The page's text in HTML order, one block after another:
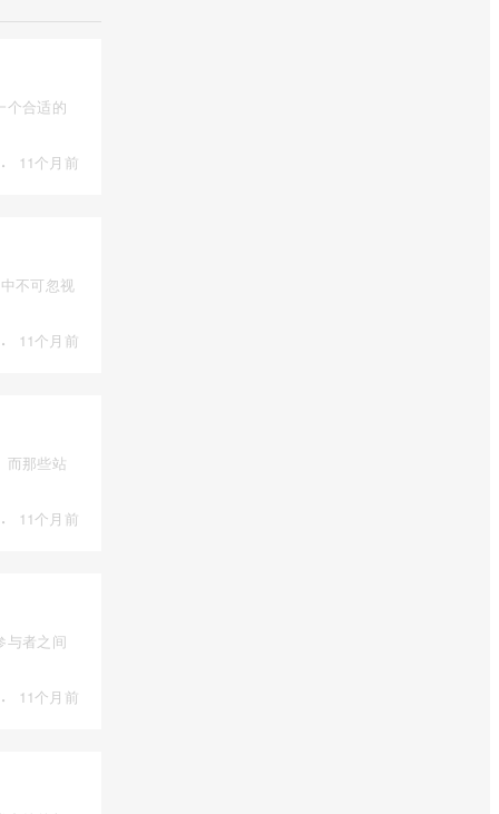
个合适的
· 11个月前
不可忽视
· 11个月前
而那些站
· 11个月前
与者之间
· 11个月前